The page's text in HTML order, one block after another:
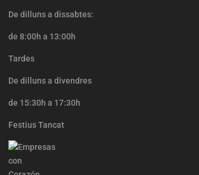
De dilluns a dissabtes:
de 8:00h a 13:00h
Tardes
De dilluns a divendres
de 15:30h a 17:30h
Festius Tancat